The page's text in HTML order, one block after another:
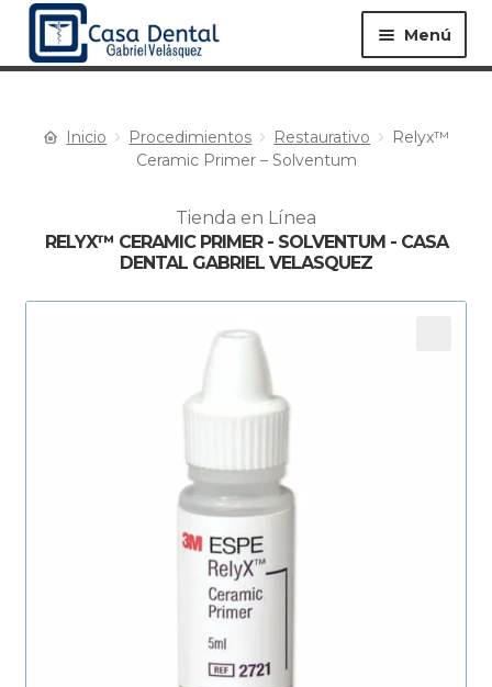
Menú
Equipos ▸ Materiales ▸
Especialidades ▸ Instrumentos ▸
Productos Más Vendidos ▸
Productos Destacados ▸
Ofertas y Promociones ▸
Nuevos Lanzamientos ▸
Inicio Procedimientos Restaurativo
Relyx™
Ceramic Primer – Solventum
Tienda en Línea
RELYX™ CERAMIC PRIMER - SOLVENTUM - CASA
DENTAL GABRIEL VELASQUEZ